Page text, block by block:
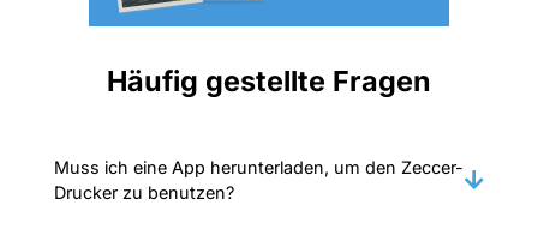
Häufig gestellte Fragen
Muss ich eine App herunterladen, um den Zeccer-
Drucker zu benutzen?